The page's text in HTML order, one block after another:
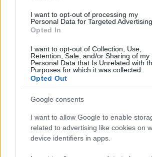
I want to opt-out of processing my
Personal Data for Targeted Advertising.
Opted In
I want to opt-out of Collection, Use,
Retention, Sale, and/or Sharing of my
Personal Data that Is Unrelated with
Purposes for which it was collected.
Opted Out
Google consents
I want to allow Google to enable
related to advertising like cookies on
device identifiers in apps.
A Barrio Latino Caféban a vörös szín
Fotó: Vanik Zoltán / Velvet